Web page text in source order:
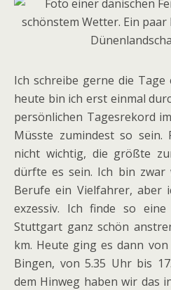
Ich schreibe gerne die
heute bin ich erst einmal
persönlichen Tagesrekord
Müsste zumindest so sein.
nicht wichtig, die größte
dürfte es sein. Ich bin zwar
Berufe ein Vielfahrer, aber
exzessiv. Ich finde so
Stuttgart ganz schön
km. Heute ging es dann
Bingen, von 5.35 Uhr bis
dem Hinweg haben wir das